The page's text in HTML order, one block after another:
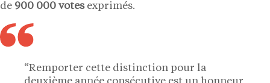
de 900 000 votesexprimés.
“Remporter cette distinction pour la